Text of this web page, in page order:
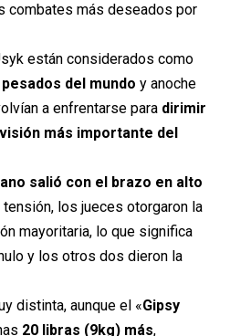
combates más deseados por
están considerados como
del mundo y anoche
a enfrentarse para dirimir
más importante del
salió con el brazo en alto
los jueces otorgaron la
mayoritaria, lo que significa
y los otros dos dieron la
distinta, aunque el «Gipsy
20 libras (9kg) más,